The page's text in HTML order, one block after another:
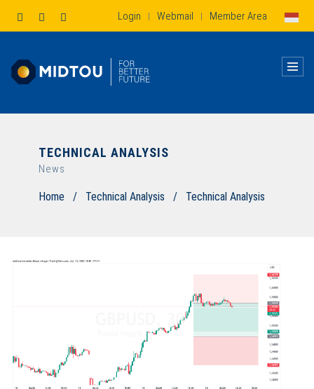
Login | Webmail | Member Area
TECHNICAL ANALYSIS
News
Home / Technical Analysis / Technical Analysis